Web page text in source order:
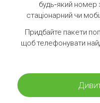
будь-який
стаціонарний чи
Придбайте пакети
щоб телефонувати